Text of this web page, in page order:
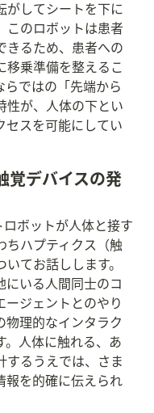
がしてシートを下に
このロボットは患者
きるため、患者への
移乗準備を整えるこ
らではの「先端から
性が、人体の下とい
セスを可能にしてい
覚デバイスの発
ボットが人体と接す
ちハプティクス（触
てお話しします。
にいる人間同士のコ
ジェントとのやり
物理的なインタラク
。人体に触れる、あ
するうえでは、さま
報を的確に伝えられ